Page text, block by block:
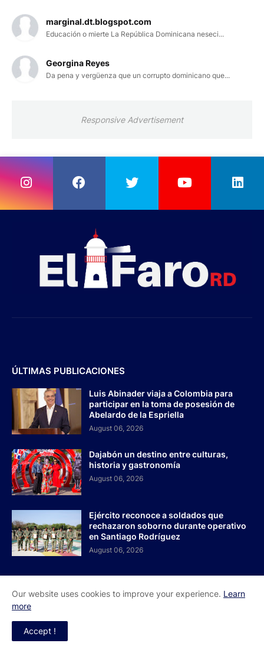
marginal.dt.blogspot.com
Educación o mierte La República Dominicana neseci...
Georgina Reyes
Da pena y vergüenza que un corrupto dominicano que...
Responsive Advertisement
ÚLTIMAS PUBLICACIONES
Luis Abinader viaja a Colombia para
participar en la toma de posesión de
Abelardo de la Espriella
August 06, 2026
Dajabón un destino entre culturas,
historia y gastronomía
August 06, 2026
Ejército reconoce a soldados que
rechazaron soborno durante operativo
en Santiago Rodríguez
August 06, 2026
Our website uses cookies to improve your experience. Learn
more
Accept !